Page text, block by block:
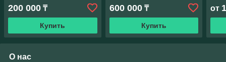
200 000 ₸
Купить
600 000₸
Купить
от
О нас